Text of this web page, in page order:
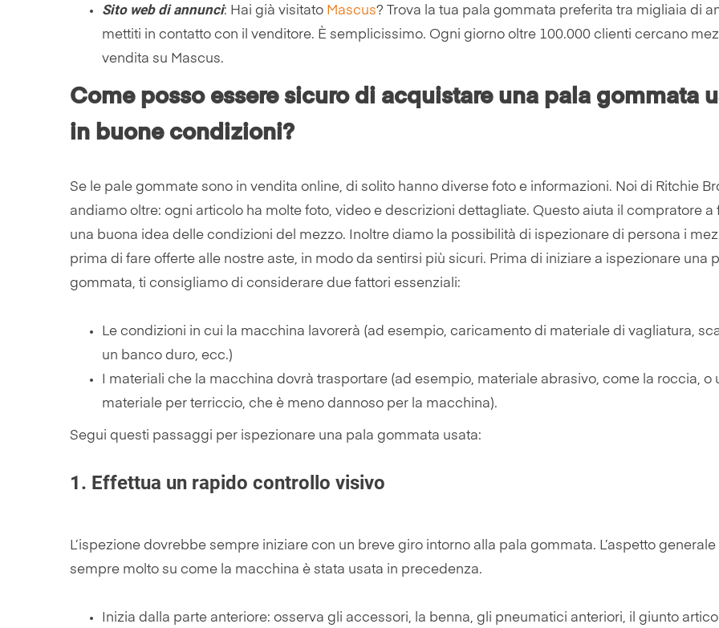
Sito web di annunci: Hai già visitato Mascus? Trova la tua pala gommata preferita tra migliaia di
mettiti in contatto con il venditore. È semplicissimo. Ogni giorno oltre 100.000 clienti cercano
vendita su Mascus.
Come posso essere sicuro di acquistare una pala gommata
in buone condizioni?
Se le pale gommate sono in vendita online, di solito hanno diverse foto e informazioni. Noi di Ritchie
andiamo oltre: ogni articolo ha molte foto, video e descrizioni dettagliate. Questo aiuta il compratore a
una buona idea delle condizioni del mezzo. Inoltre diamo la possibilità di ispezionare di persona i
prima di fare offerte alle nostre aste, in modo da sentirsi più sicuri. Prima di iniziare a ispezionare una
gommata, ti consigliamo di considerare due fattori essenziali:
Le condizioni in cui la macchina lavorerà (ad esempio, caricamento di materiale di vagliatura,
un banco duro, ecc.)
I materiali che la macchina dovrà trasportare (ad esempio, materiale abrasivo, come la roccia, o
materiale per terriccio, che è meno dannoso per la macchina).
Segui questi passaggi per ispezionare una pala gommata usata:
1. Effettua un rapido controllo visivo
L’ispezione dovrebbe sempre iniziare con un breve giro intorno alla pala gommata. L’aspetto
sempre molto su come la macchina è stata usata in precedenza.
Inizia dalla parte anteriore: osserva gli accessori, la benna, gli pneumatici anteriori, il giunto